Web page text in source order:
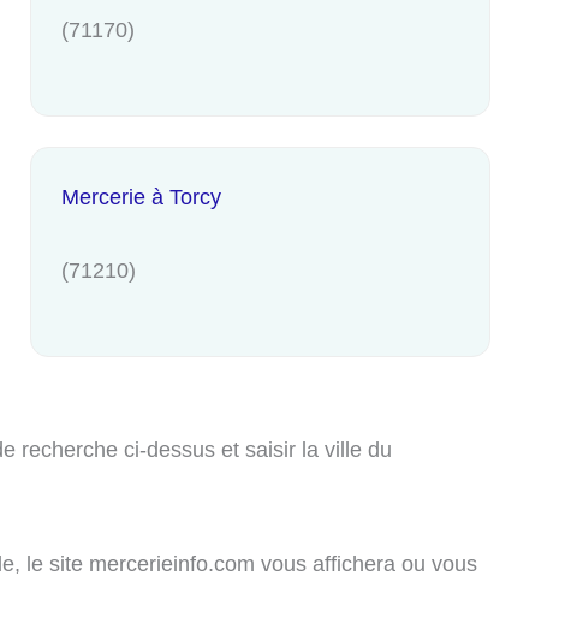
(71170)
Mercerie à Torcy
(71210)
recherche ci-dessus et saisir la ville du
le site mercerieinfo.com vous affichera ou vous